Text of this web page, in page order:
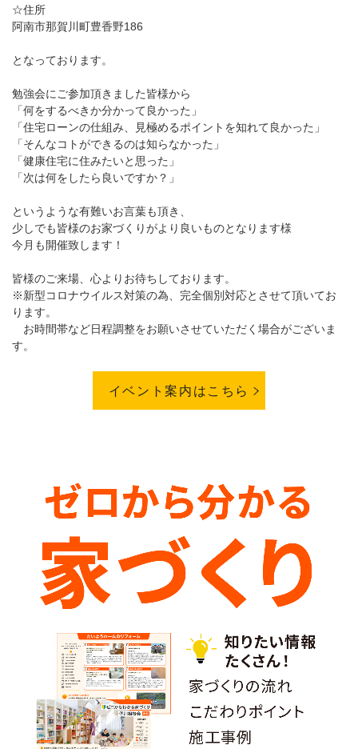
☆住所
阿南市那賀川町豊香野186
となっております。
勉強会にご参加頂きました皆様から
「何をするべきか分かって良かった」
「住宅ローンの仕組み、見極めるポイントを知れて良かった」
「そんなコトができるのは知らなかった」
「健康住宅に住みたいと思った」
「次は何をしたら良いですか？」
というような有難いお言葉も頂き、
少しでも皆様のお家づくりがより良いものとなります様
今月も開催致します！
皆様のご来場、心よりお待ちしております。
※新型コロナウイルス対策の為、完全個別対応とさせて頂いてお
ります。
お時間帯など日程調整をお願いさせていただく場合がございま
す。
イベント案内はこちら